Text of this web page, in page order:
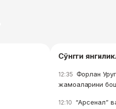
Сўнгги
12:35 Форлан
жамоаларини
12:10 “Арсенал”